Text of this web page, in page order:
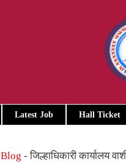
Latest Job Hall Ticket
Blog -जिल्हाधिकारी कार्यालय